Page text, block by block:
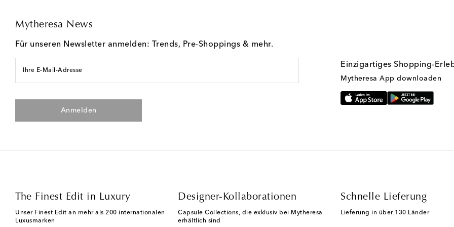
Mytheresa News
Für unseren Newsletter anmelden: Trends, Pre-Shoppings & mehr.
Ihre E-Mail-Adresse
Anmelden
Einzigartiges Shopping-
Mytheresa App downloaden
The Finest Edit in Luxury
Unser Finest Edit an mehr als 200 internationalen
Luxusmarken
Designer-Kollaborationen
Capsule Collections, die exklusiv bei Mytheresa
erhältlich sind
Schnelle Lieferung
Lieferung in über 130 Länder